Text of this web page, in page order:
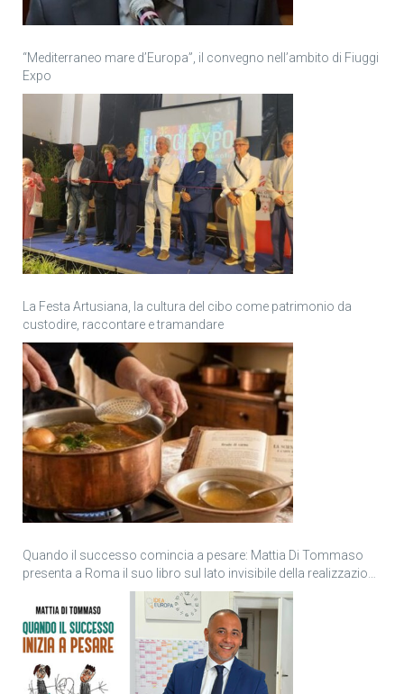
“Mediterraneo mare d’Europa”, il convegno nell’ambito di Fiuggi
Expo
La Festa Artusiana, la cultura del cibo come patrimonio da
custodire, raccontare e tramandare
Quando il successo comincia a pesare: Mattia Di Tommaso
presenta a Roma il suo libro sul lato invisibile della realizzazione